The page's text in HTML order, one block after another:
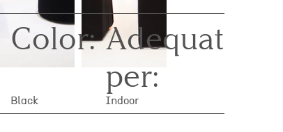
Color: Adequat
per:
Black Indoor